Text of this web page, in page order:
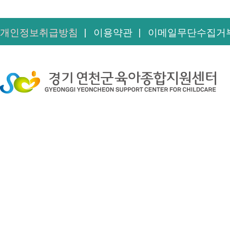
개인정보취급방침 이용약관 이메일무단수집거